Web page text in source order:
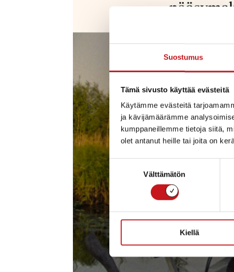
Suostumus
Tämä sivusto käyttää evästeitä
Käytämme evästeitä
ja kävijämäärämme
kumppaneillemme tietoja siitä,
olet antanut heille tai joita on
Välttämätön
Kiellä